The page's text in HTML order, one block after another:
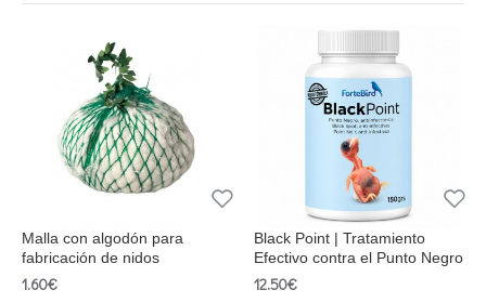
Malla con algodón para
fabricación de nidos
1.60€
Black Point | Tratamiento
Efectivo contra el Punto Negro
12.50€